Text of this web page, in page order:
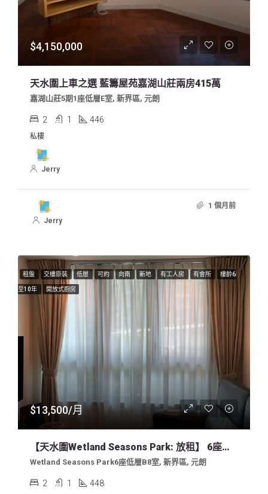
$4,150,000
天水圍上車之選 藍籌屋苑嘉湖山莊兩房415萬
嘉湖山莊5期1座低層E室, 新界區, 元朗
2 1 446
私樓
Jerry
Jerry
1 個月前
租盤 交樓原裝 低層 可約 向南 新地 有工人房 有會所 樓齡6
至10年 開放式廚房
$13,500/月
【天水圍Wetland Seasons Park: 放租】 6座，兩房
Wetland Seasons Park6座低層B8室, 新界區, 元朗
2 1 448